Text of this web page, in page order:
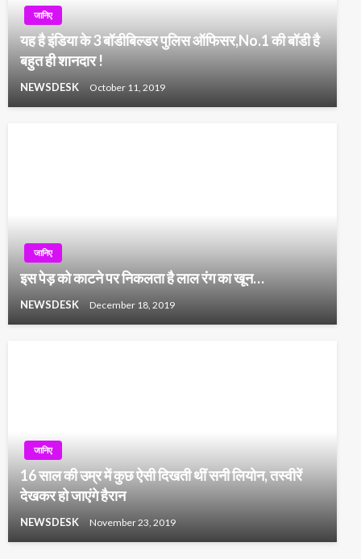
जानिए
यह है इंडिया के 3 बॉडीबिल्डर पुलिस ऑफिसर,No.1 की बॉडी है
बहुत ही शानदार !
NEWSDESK October 11, 2019
जानिए
इस पेड़ को काटने पर निकलता है लाल रंग का खून…
NEWSDESK December 18, 2019
जानिए
16 साल की उम्र में कुछ ऐसी दिखती थीं सनी लियोन, तस्वीरें
देखकर हो जाएंगे हैरान
NEWSDESK November 23, 2019